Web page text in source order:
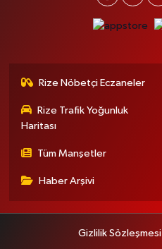
Rize Nöbetçi Eczaneler
Rize Trafik Yoğunluk
Haritası
Tüm Manşetler
Haber Arşivi
Gizlilik Sözleşmesi